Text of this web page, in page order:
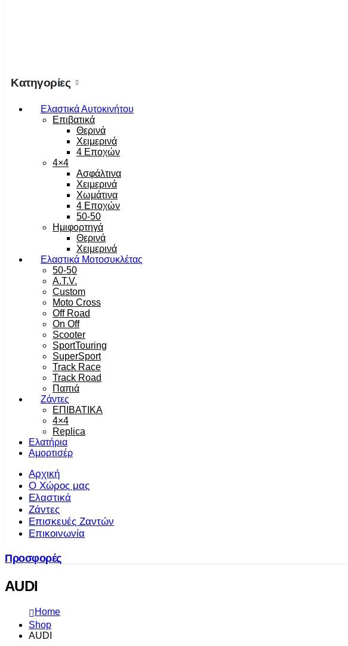
Κατηγορίες
Ελαστικά Αυτοκινήτου
Επιβατικά
Θερινά
Χειμερινά
4 Εποχών
4×4
Ασφάλτινα
Χειμερινά
Χωμάτινα
4 Εποχών
50-50
Ημιφορτηγά
Θερινά
Χειμερινά
Ελαστικά Μοτοσυκλέτας
50-50
A.T.V.
Custom
Moto Cross
Off Road
On Off
Scooter
SportTouring
SuperSport
Track Race
Track Road
Παπιά
Ζάντες
ΕΠΙΒΑΤΙΚΑ
4×4
Replica
Ελατήρια
Αμορτισέρ
Αρχική
Ο Χώρος μας
Ελαστικά
Ζάντες
Επισκευές Ζαντών
Επικοινωνία
Προσφορές
AUDI
Home
Shop
AUDI